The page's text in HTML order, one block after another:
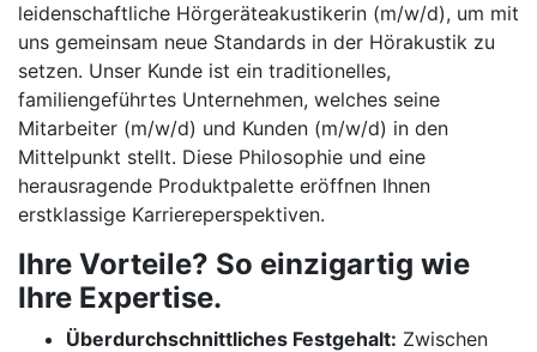
leidenschaftliche Hörgeräteakustikerin (m/w/d), um mit
uns gemeinsam neue Standards in der Hörakustik zu
setzen. Unser Kunde ist ein traditionelles,
familiengeführtes Unternehmen, welches seine
Mitarbeiter (m/w/d) und Kunden (m/w/d) in den
Mittelpunkt stellt. Diese Philosophie und eine
herausragende Produktpalette eröffnen Ihnen
erstklassige Karriereperspektiven.
Ihre Vorteile? So einzigartig wie
Ihre Expertise.
Überdurchschnittliches Festgehalt: Zwischen